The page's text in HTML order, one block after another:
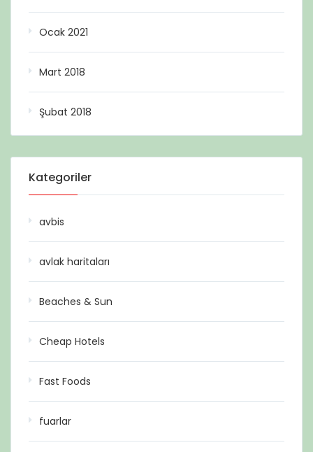
Ocak 2021
Mart 2018
Şubat 2018
Kategoriler
avbis
avlak haritaları
Beaches & Sun
Cheap Hotels
Fast Foods
fuarlar